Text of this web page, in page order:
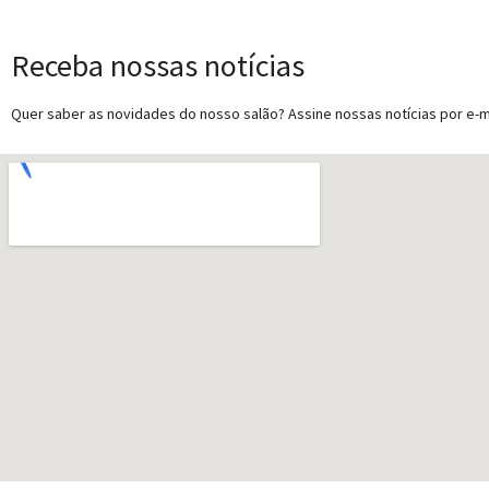
Receba nossas notícias
Quer saber as novidades do nosso salão? Assine nossas notícias por e-